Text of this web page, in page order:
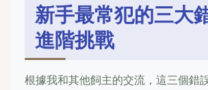
新手最常犯的三大
進階挑戰
根據我和其他飼主的交流，這三個錯